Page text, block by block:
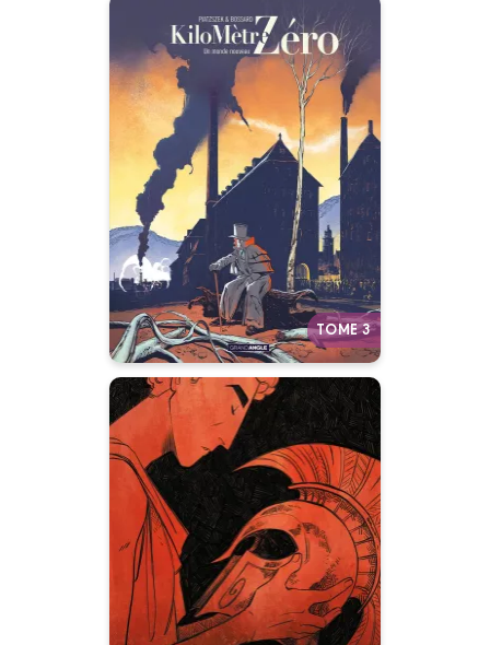
TOME 3
Kilomètre zéro
Vol. 03/3
Date de parution :
04/05/2022
Mulhouse,1830. Le rêve fou d’un
pionnier. L’histoire vraie de la
création de la première ligne
internationale de chemin de fer.
Autres tomes
Kleos - histoire
complète
Date de parution :
03/05/2023
" Une puissante aventure
initiatique, un hommage aux
conteurs et aux récits
fondateurs.”